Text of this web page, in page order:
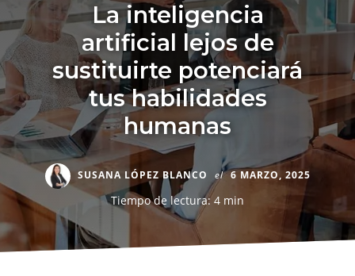
La inteligencia
artificial lejos de
sustituirte potenciará
tus habilidades
humanas
SUSANA LÓPEZ BLANCO el 6 MARZO, 2025
Tiempo de lectura: 4 min